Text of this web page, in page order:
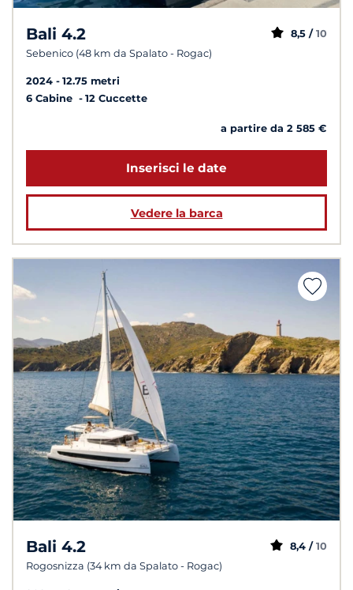
Bali 4.2
Sebenico (48 km da Spalato - Rogac)
8,5 / 10
2024
12.75 metri
6 Cabine
12 Cuccette
a partire da 2 585 €
Inserisci le date
Vedere la barca
Bali 4.2
Rogosnizza (34 km da Spalato - Rogac)
8,4 / 10